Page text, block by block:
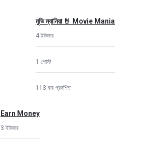
মুভি ম্যানিয়া 🤘 Movie Mania
4 ইউজার
1 পোস্ট
113 বার প্রদর্শিত
Earn Money
3 ইউজার